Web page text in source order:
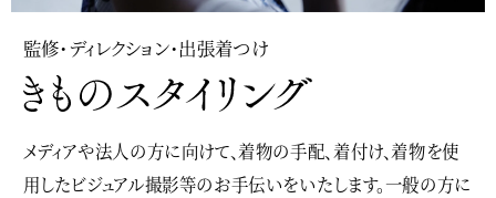
監修・ディレクション・出張着つけ
メディアや法人の方に向けて、着物の手配、着付け、着物を使
用したビジュアル撮影等のお手伝いをいたします。一般の方に